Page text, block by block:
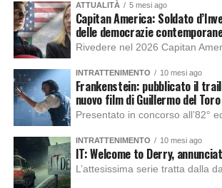
ATTUALITÀ 5 mesi ago
Capitan America: Soldato
delle democrazie
INTRATTENIMENTO 10 mesi ago
Frankenstein: pubblicato il
nuovo film di Guillermo del Toro
INTRATTENIMENTO 10 mesi ago
IT: Welcome to Derry,